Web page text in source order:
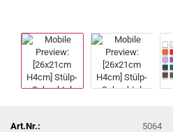
Art.Nr.:
5064